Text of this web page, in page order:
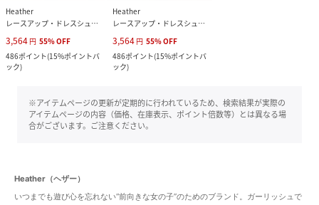
Heather
レースアップ・ドレスシューズ
3,564 円 55%OFF
486ポイント(15%ポイントバ
ック)
Heather
レースアップ・ドレスシューズ
3,564 円 55%OFF
486ポイント(15%ポイントバ
ック)
※アイテムページの更新が定期的に行われているため、検索結果が実際の
アイテムページの内容（価格、在庫表示、ポイント倍数等）とは異なる場
合がございます。ご注意ください。
Heather（ヘザー）
いつまでも遊び心を忘れない“前向きな女の子”のためのブランド。ガーリッシュで